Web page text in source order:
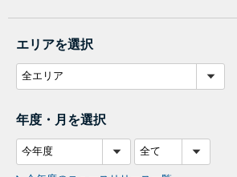
エリアを選択
年度・月を選択